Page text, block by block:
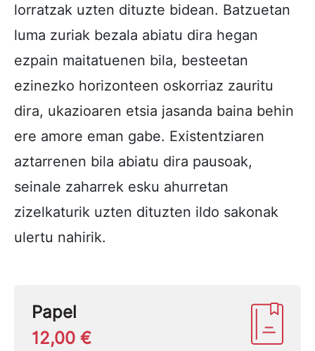
lorratzak uzten dituzte bidean. Batzuetan
luma zuriak bezala abiatu dira hegan
ezpain maitatuenen bila, besteetan
ezinezko horizonteen oskorriaz zauritu
dira, ukazioaren etsia jasanda baina behin
ere amore eman gabe. Existentziaren
aztarrenen bila abiatu dira pausoak,
seinale zaharrek esku ahurretan
zizelkaturik uzten dituzten ildo sakonak
ulertu nahirik.
Papel
12,00 €